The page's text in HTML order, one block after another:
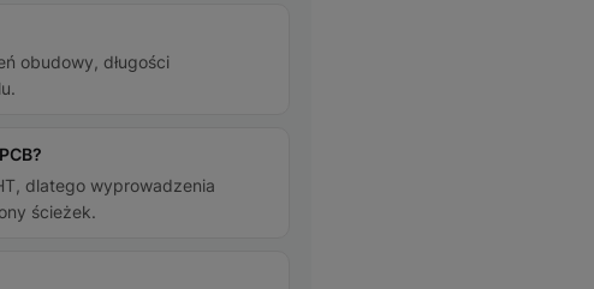
obudowy, długości
dlatego wyprowadzenia
ścieżek.